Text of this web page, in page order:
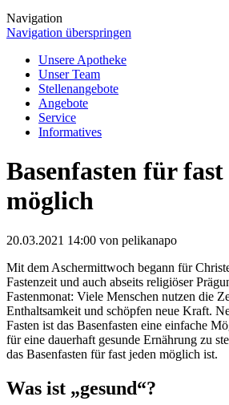
Navigation
Navigation überspringen
Unsere Apotheke
Unser Team
Stellenangebote
Angebote
Service
Informatives
Basenfasten für
möglich
20.03.2021 14:00 von pelikanapo
Mit dem Aschermittwoch begann für
Fastenzeit und auch abseits religiöser
Fastenmonat: Viele Menschen nutzen die
Enthaltsamkeit und schöpfen neue Kraft.
Fasten ist das Basenfasten eine einfache
für eine dauerhaft gesunde Ernährung zu
das Basenfasten für fast jeden möglich ist.
Was ist „gesund“?